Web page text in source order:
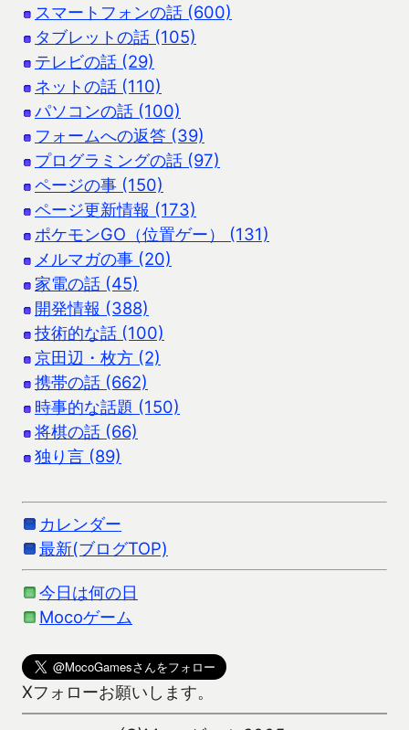
スマートフォンの話 (600)
タブレットの話 (105)
テレビの話 (29)
ネットの話 (110)
パソコンの話 (100)
フォームへの返答 (39)
プログラミングの話 (97)
ページの事 (150)
ページ更新情報 (173)
ポケモンGO（位置ゲー） (131)
メルマガの事 (20)
家電の話 (45)
開発情報 (388)
技術的な話 (100)
京田辺・枚方 (2)
携帯の話 (662)
時事的な話題 (150)
将棋の話 (66)
独り言 (89)
カレンダー
最新(ブログTOP)
今日は何の日
Mocoゲーム
Xフォローお願いします。